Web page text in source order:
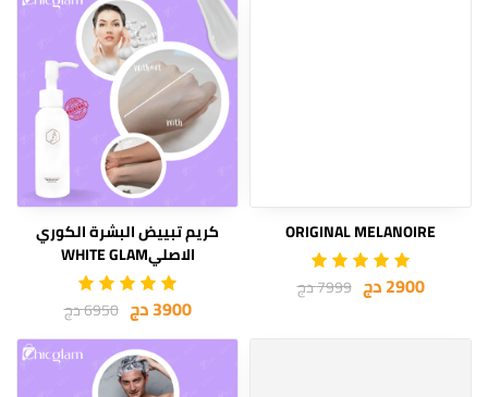
ORIGINAL MELANOIRE
2900 دج 7999 دج
كريم تبييض البشرة الكوري
الاصليWHITE GLAM
3900 دج 6950 دج